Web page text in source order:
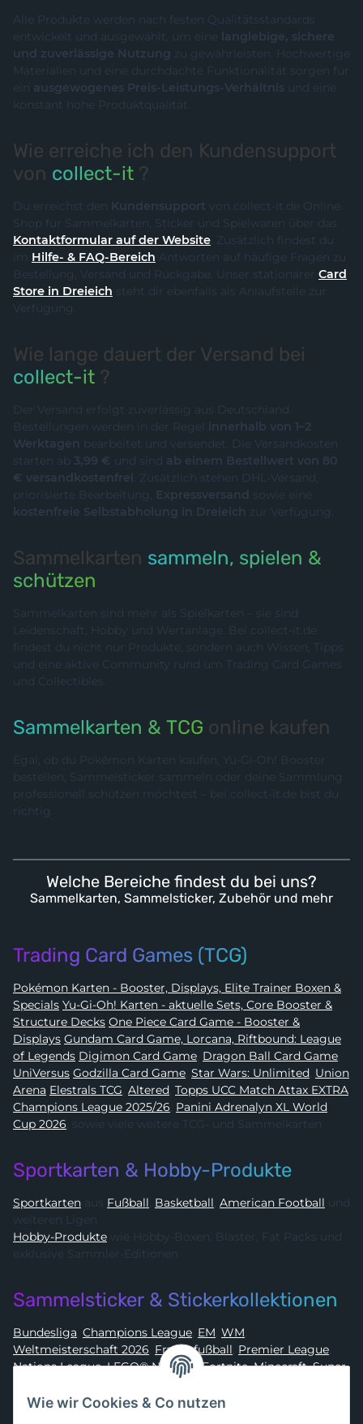
Alle Produkte werden nach festen Qualitätsstandards
entwickelt und ausgewählt, um eine langlebige, sichere
und zuverlässige Nutzung zu gewährleisten. Hochwertige
Materialien und eine durchdachte Funktionalität sorgen für
ein ausgewogenes Preis-Leistungs-Verhältnis und eine
konstant hohe Produktqualität.
Wie erreiche ich den Kundensupport
von collect-it ?
Du erreichst den Kundensupport von collect-it.de Online
Shop für Sammelkarten, Sticker und Spielwaren über das
Kontaktformular auf der Website. Zusätzlich findest du
im Hilfe- & FAQ-Bereich Antworten auf häufige Fragen zu
Bestellung, Versand und Rückgabe. Unser stationärer Card
Store in Dreieich steht dir ebenfalls als Anlaufstelle zur
Verfügung.
Wie lange dauert der Versand bei
collect-it ?
Der Versand erfolgt zuverlässig aus Deutschland.
Bestellungen werden in der Regel innerhalb von 1–2
Werktagen bearbeitet und versendet. Die Versandkosten
starten ab 3,99 € und sind ab einem Bestellwert von 80
€ versandkostenfrei. Zusätzlich stehen DHL-Versand,
priorisierte Bearbeitung, Expressversand sowie eine
kostenfreie Selbstabholung in Dreieich zur Verfügung.
Sammelkarten sammeln, spielen &
schützen
Sammelkarten sind mehr als Spielkarten – sie sind
Leidenschaft, Hobby und Wertanlage. Bei collect-it.de
findest du nicht nur Produkte, sondern auch Wissen, Tipps
und eine aktive Community rund um Trading Card Games
und Collectibles.
Sammelkarten & TCG online kaufen
Egal, ob du Pokémon Karten kaufen, Yu-Gi-Oh! Booster
bestellen, Sammelsticker sammeln oder deine Sammlung
professionell schützen möchtest – bei collect-it.de bist du
richtig.
Welche Bereiche findest du bei uns?
Sammelkarten, Sammelsticker, Zubehör und mehr
Trading Card Games (TCG)
Pokémon Karten - Booster, Displays, Elite Trainer Boxen &
Specials Yu-Gi-Oh! Karten - aktuelle Sets, Core Booster &
Structure Decks One Piece Card Game - Booster &
Displays Gundam Card Game, Lorcana, Riftbound: League
of Legends
Digimon Card Game, Dragon Ball Card Game,
UniVersus
Godzilla Card Game, Star Wars: Unlimited, Union
Arena
Elestrals TCG, Altered, Topps UCC Match Attax EXTRA
Champions League 2025/26, Panini Adrenalyn XL World
Cup 2026, sowie viele weitere TCG- und Sammelkarten
Sportkarten & Hobby-Produkte
Sportkarten aus Fußball, Basketball, American Football und
weiteren Ligen
Hobby-Produkte
exklusive Sammler-Editionen
Sammelsticker & Stickerkollektionen
Bundesliga, Champions League, EM, WM,
Weltmeisterschaft 2026, Frauenfußball, Premier League,
Nations League, LEGO® Ninjago Fortnite,Minecraft,Super
Asterix
Wie wir Cookies & Co nutzen